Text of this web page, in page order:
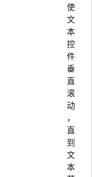
使
文
本
控
件
垂
直
滚
动
，
直
到
文
本